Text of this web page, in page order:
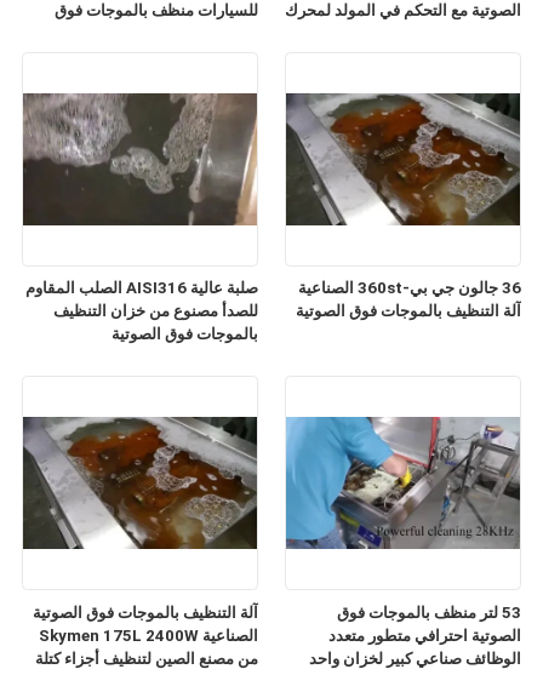
للسيارات منظف بالموجات فوق
الصوتية مع التحكم في المولد لمحرك
صلبة عالية AISI316 الصلب المقاوم
للصدأ مصنوع من خزان التنظيف
بالموجات فوق الصوتية
36 جالون جي بي-360st الصناعية
آلة التنظيف بالموجات فوق الصوتية
آلة التنظيف بالموجات فوق الصوتية
الصناعية Skymen 175L 2400W
من مصنع الصين لتنظيف أجزاء كتلة
53 لتر منظف بالموجات فوق
الصوتية احترافي متطور متعدد
الوظائف صناعي كبير لخزان واحد